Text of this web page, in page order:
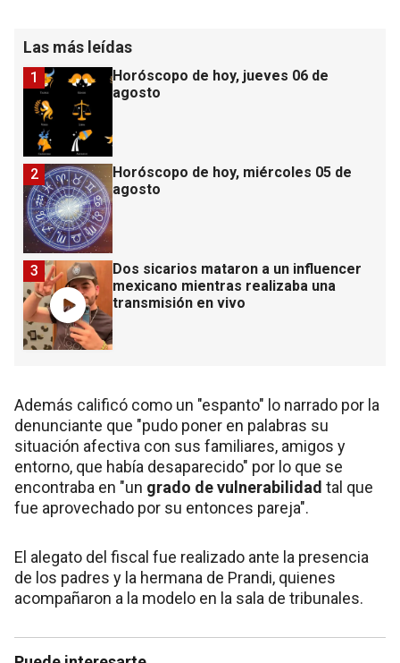
Las más leídas
Horóscopo de hoy, jueves 06 de
agosto
1
Horóscopo de hoy, miércoles 05 de
agosto
2
Dos sicarios mataron a un influencer
mexicano mientras realizaba una
transmisión en vivo
3
Además calificó como un "espanto" lo narrado por la
denunciante que "pudo poner en palabras su
situación afectiva con sus familiares, amigos y
entorno, que había desaparecido" por lo que se
encontraba en "un grado de vulnerabilidad tal que
fue aprovechado por su entonces pareja".
El alegato del fiscal fue realizado ante la presencia
de los padres y la hermana de Prandi, quienes
acompañaron a la modelo en la sala de tribunales.